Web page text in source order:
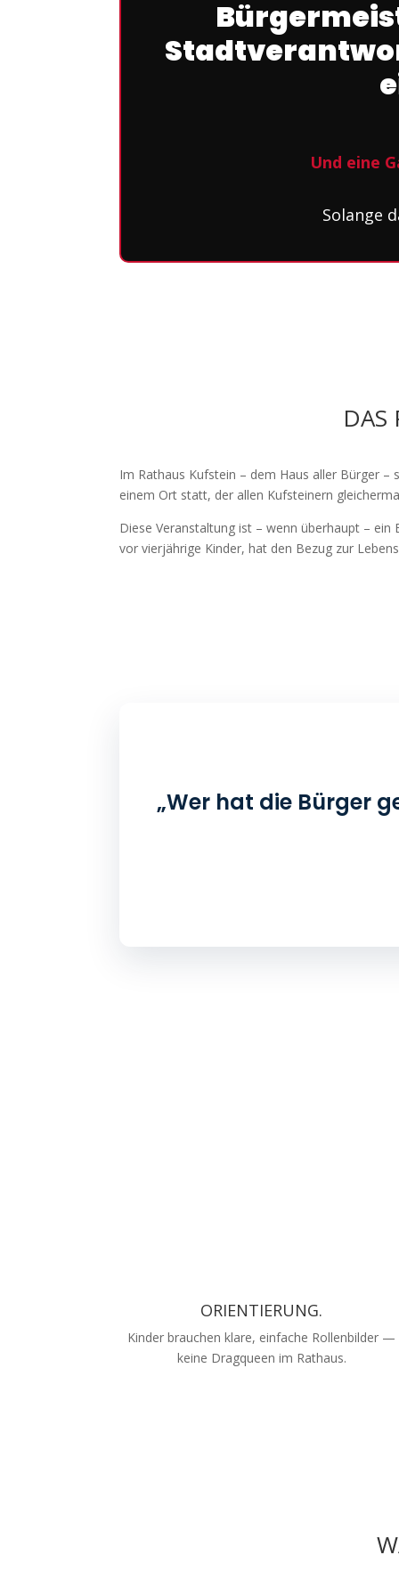
Und eine
Solange
DAS
Im Rathaus Kufstein – dem Haus aller Bürger –
einem Ort statt, der allen Kufsteinern
Diese Veranstaltung ist – wenn überhaupt –
vor vierjährige Kinder, hat den Bezug zur
„Wer hat die Bürger
ORIENTIERUNG.
Kinder brauchen klare, einfache Rollenbilder —
keine Dragqueen im Rathaus.